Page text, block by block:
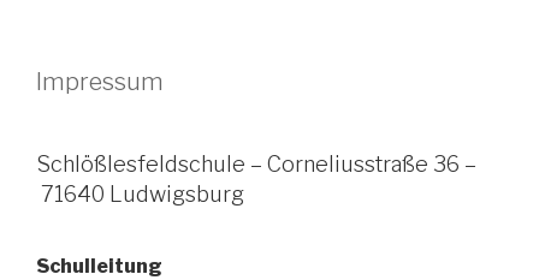
Impressum
Schlößlesfeldschule – Corneliusstraße 36 –
71640 Ludwigsburg
Schulleitung